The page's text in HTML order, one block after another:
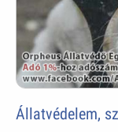
Állatvédelem,